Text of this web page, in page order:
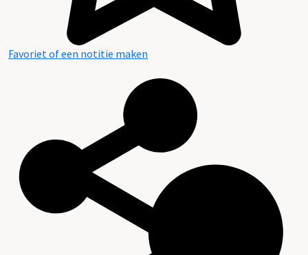
Favoriet of een notitie maken